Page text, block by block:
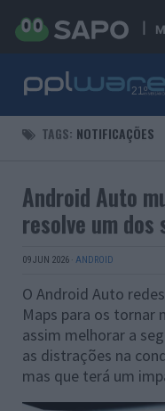
TAGS: NOTIFICAÇÕES
Android Auto
resolve um dos
09 JUN 2026 · ANDROID
O Android Auto
Maps para os tornar
assim melhorar a
as distrações na
mas que terá um